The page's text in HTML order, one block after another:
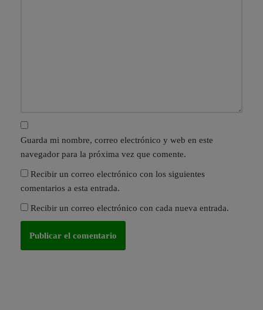
Guarda mi nombre, correo electrónico y web en este
navegador para la próxima vez que comente.
Recibir un correo electrónico con los siguientes
comentarios a esta entrada.
Recibir un correo electrónico con cada nueva entrada.